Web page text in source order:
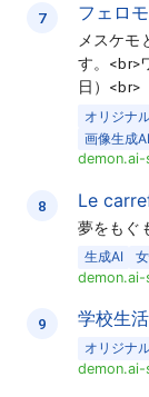
7 フェロ
メスケモ
す。<br>
日）<br>
オリジナ
画像生成
8 Le
夢をもぐ
生成AI
9 学校生活
オリジナ